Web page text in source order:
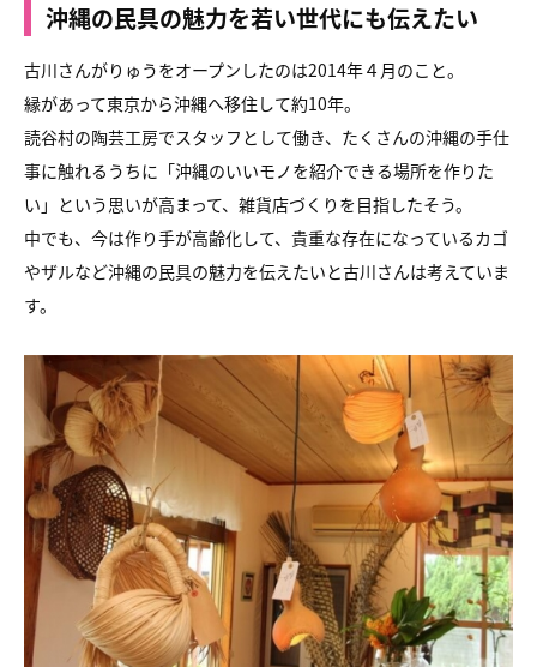
沖縄の民具の魅力を若い世代にも伝えたい
古川さんがりゅうをオープンしたのは2014年４月のこと。
縁があって東京から沖縄へ移住して約10年。
読谷村の陶芸工房でスタッフとして働き、たくさんの沖縄の手仕
事に触れるうちに「沖縄のいいモノを紹介できる場所を作りた
い」という思いが高まって、雑貨店づくりを目指したそう。
中でも、今は作り手が高齢化して、貴重な存在になっているカゴ
やザルなど沖縄の民具の魅力を伝えたいと古川さんは考えていま
す。